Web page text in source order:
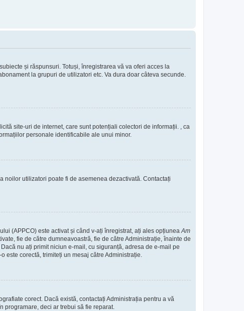
și răspunsuri. Totuși, înregistrarea vă va oferi acces la
la grupuri de utilizatori etc. Va dura doar câteva secunde.
site-uri de internet, care sunt potențiali colectori de informații. , ca
personale identificabile ale unui minor.
noilor utilizatori poate fi de asemenea dezactivată. Contactați
(APPCO) este activat și când v-ați înregistrat, ați ales opțiunea Am
fie de către dumneavoastră, fie de către Administrație, înainte de
nu ați primit niciun e-mail, cu siguranță, adresa de e-mail pe
corectă, trimiteți un mesaj către Administrație.
corect. Dacă există, contactați Administrația pentru a vă
programare, deci ar trebui să fie reparat.